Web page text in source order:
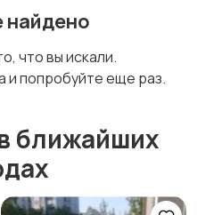
Садовая мебель
найдено
что вы искали.
и попробуйте еще раз.
ближайших